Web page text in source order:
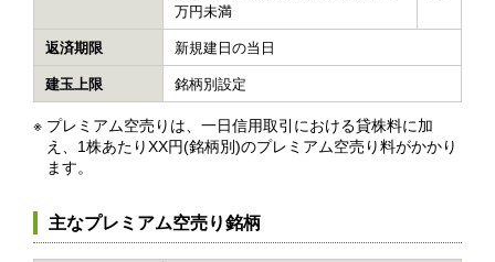
万円未満
返済期限 新規建日の当日
建玉上限 銘柄別設定
※ プレミアム空売りは、一日信用取引における貸株料に加
え、1株あたりXX円(銘柄別)のプレミアム空売り料がかかり
ます。
主なプレミアム空売り銘柄